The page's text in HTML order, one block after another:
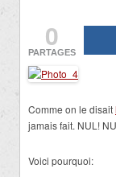
0
PARTAGES
Comme on le disait
jamais fait. NUL!
Voici pourquoi: